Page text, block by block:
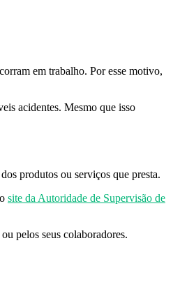
em trabalho. Por esse motivo,
acidentes. Mesmo que isso
produtos ou serviços que presta.
site da Autoridade de Supervisão de
pelos seus colaboradores.